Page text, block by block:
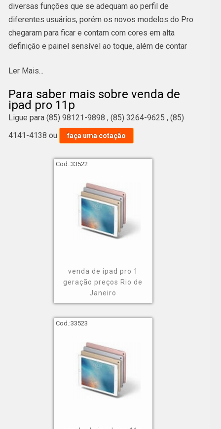
diversas funções que se adequam ao perfil de
diferentes usuários, porém os novos modelos do Pro
chegaram para ficar e contam com cores em alta
definição e painel sensível ao toque, além de contar
apaixonar.
Sobre a solução venda de ipad pro 11p, acredite que
pessoas de diferentes idades sempre busca por
design atrativo como um dos elementos principais. É
importante saber também que é aparelho portátil com
trabalhar ou estudar e precisa transportar o aparelho
mais opções sobre vendas de eletrônicos e
referência no mercado. Conheça melhor a GNG Mobile,
que é conhecida pelo alto grau de profissionalismo e
em atender as necessidades de seus clientes.
Conheça uma empresa de venda
Ler Mais...
Para saber mais sobre venda de
ipad pro 11p
Ligue para(85) 98121-9898 ,(85) 3264-9625 ,(85)
4141-4138 ou faça uma cotação
Cod.:33522
venda de ipad pro 1
geração preços Rio de
Janeiro
Cod.:33523